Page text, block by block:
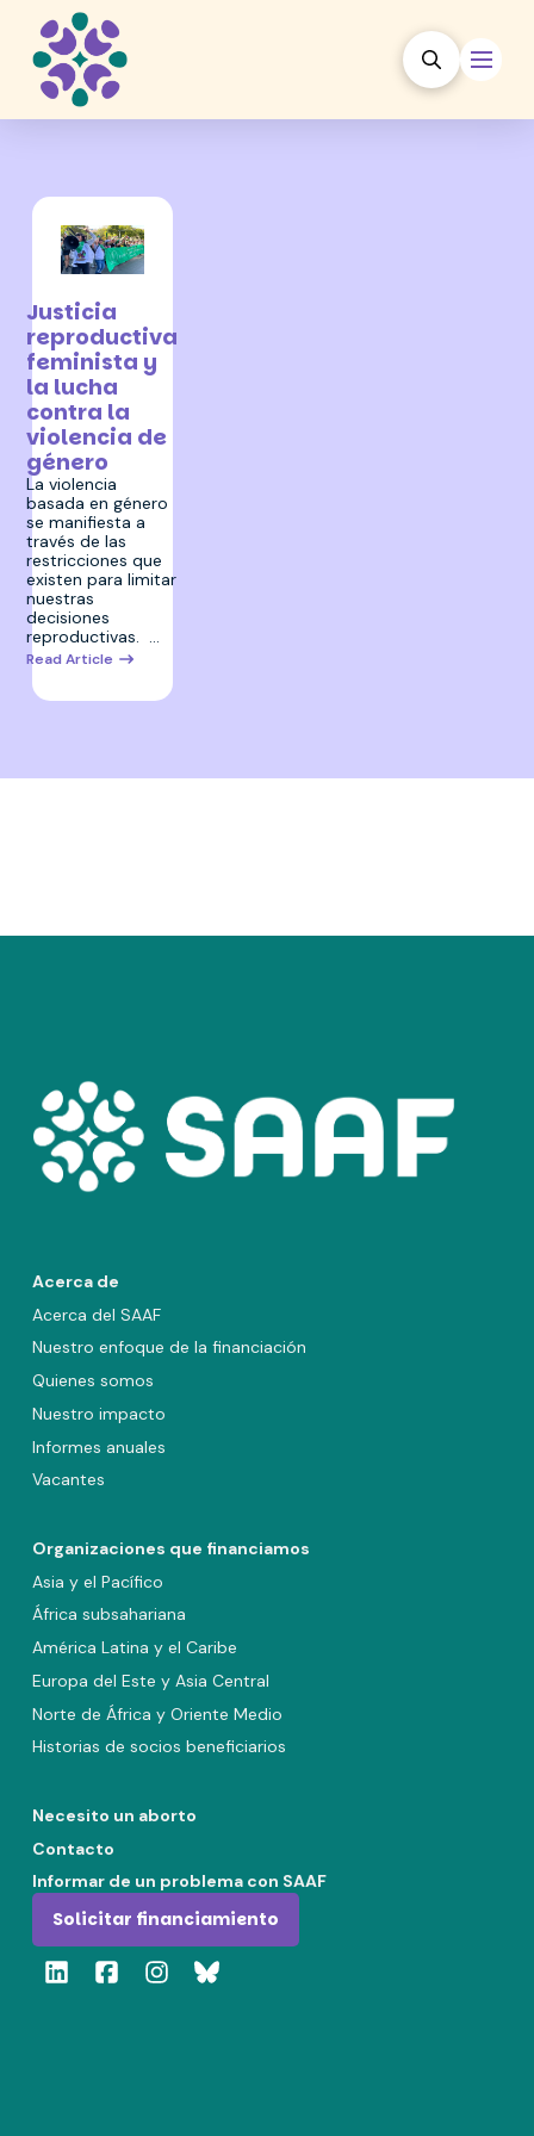
Justicia
reproductiva
feminista y
la lucha
contra la
violencia de
género
La violencia
basada en género
se manifiesta a
través de las
restricciones que
existen para limitar
nuestras
decisiones
reproductivas. …
Read Article
Acerca de
Acerca del SAAF
Nuestro enfoque de la financiación
Quienes somos
Nuestro impacto
Informes anuales
Vacantes
Organizaciones que financiamos
Asia y el Pacífico
África subsahariana
América Latina y el Caribe
Europa del Este y Asia Central
Norte de África y Oriente Medio
Historias de socios beneficiarios
Necesito un aborto
Contacto
Informar de un problema con SAAF
Solicitar financiamiento